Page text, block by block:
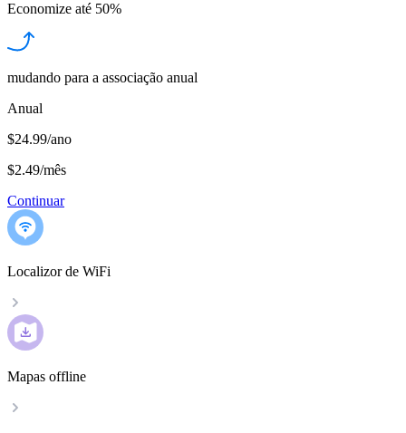
Economize até 50%
mudando para a associação anual
Anual
$24.99/ano
$2.49/mês
Continuar
Localizor de WiFi
Mapas offline